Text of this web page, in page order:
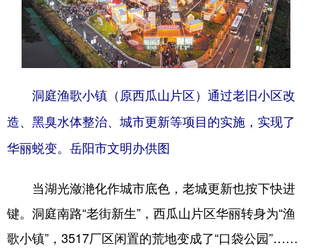
洞庭渔歌小镇（原西瓜山片区）通过老旧小区改
造、黑臭水体整治、城市更新等项目的实施，实现了
华丽蜕变。岳阳市文明办供图
当湖光潋滟化作城市底色，老城更新也按下快进
键。洞庭南路“‌老街新生”，西瓜山片区华丽转身为“渔
歌小镇”，3517厂区闲置的荒地变成了“口袋公园”……